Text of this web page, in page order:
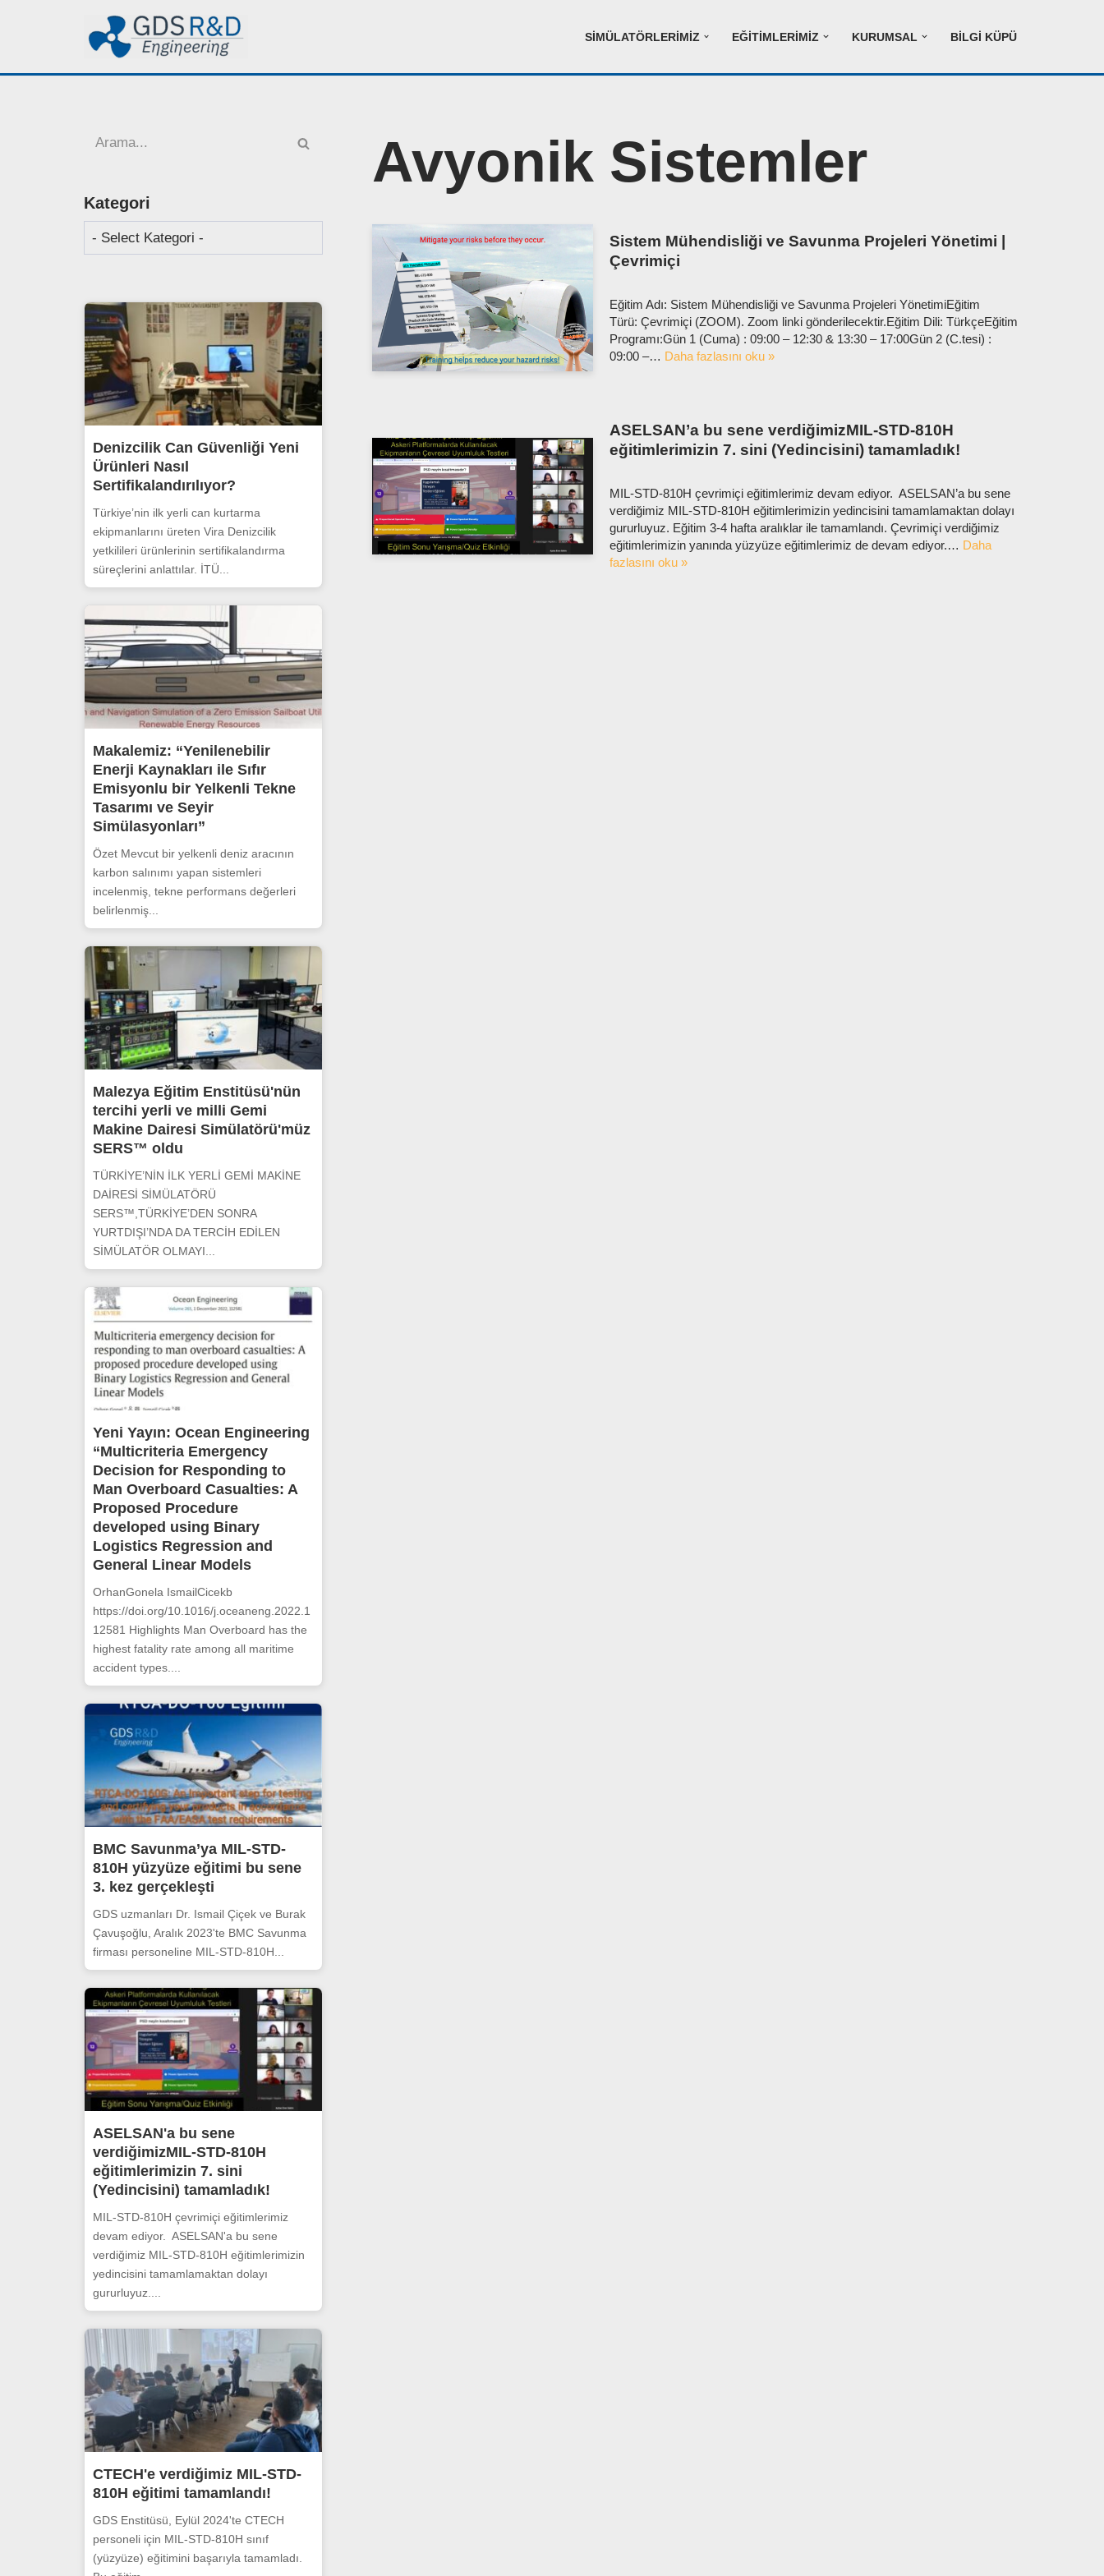
SIMÜLATÖRLERIMIZ EĞITIMLERIMIZ KURUMSAL BILGI KÜPÜ
Kategori
Denizcilik Can Güvenliği Yeni
Ürünleri Nasıl
Sertifikalandırılıyor?
Türkiye’nin ilk yerli can kurtarma
ekipmanlarını üreten Vira Denizcilik
yetkilileri ürünlerinin sertifikalandırma
süreçlerini anlattılar. İTÜ...
Makalemiz: “Yenilenebilir
Enerji Kaynakları ile Sıfır
Emisyonlu bir Yelkenli Tekne
Tasarımı ve Seyir
Simülasyonları”
Özet Mevcut bir yelkenli deniz aracının
karbon salınımı yapan sistemleri
incelenmiş, tekne performans değerleri
belirlenmiş...
Malezya Eğitim Enstitüsü'nün
tercihi yerli ve milli Gemi
Makine Dairesi Simülatörü'müz
SERS™ oldu
TÜRKİYE’NİN İLK YERLİ GEMİ MAKİNE
DAİRESİ SİMÜLATÖRÜ
SERS™,TÜRKİYE’DEN SONRA
YURTDIŞI’NDA DA TERCİH EDİLEN
SİMÜLATÖR OLMAYI...
Yeni Yayın: Ocean Engineering
“Multicriteria Emergency
Decision for Responding to
Man Overboard Casualties: A
Proposed Procedure
developed using Binary
Logistics Regression and
General Linear Models
OrhanGonela IsmailCicekb
https://doi.org/10.1016/j.oceaneng.2022.1
12581 Highlights Man Overboard has the
highest fatality rate among all maritime
accident types....
BMC Savunma’ya MIL-STD-
810H yüzyüze eğitimi bu sene
3. kez gerçekleşti
GDS uzmanları Dr. Ismail Çiçek ve Burak
Çavuşoğlu, Aralık 2023'te BMC Savunma
firması personeline MIL-STD-810H...
ASELSAN'a bu sene
verdiğimizMIL-STD-810H
eğitimlerimizin 7. sini
(Yedincisini) tamamladık!
MIL-STD-810H çevrimiçi eğitimlerimiz
devam ediyor. ASELSAN'a bu sene
verdiğimiz MIL-STD-810H eğitimlerimizin
yedincisini tamamlamaktan dolayı
gururluyuz....
CTECH'e verdiğimiz MIL-STD-
810H eğitimi tamamlandı!
GDS Enstitüsü, Eylül 2024'te CTECH
personeli için MIL-STD-810H sınıf
(yüzyüze) eğitimini başarıyla tamamladı.
Avyonik Sistemler
Sistem Mühendisliği ve Savunma Projeleri Yönetimi |
Çevrimiçi
Eğitim Adı: Sistem Mühendisliği ve Savunma Projeleri YönetimiEğitim
Türü: Çevrimiçi (ZOOM). Zoom linki gönderilecektir.Eğitim Dili: TürkçeEğitim
Programı:Gün 1 (Cuma) : 09:00 – 12:30 & 13:30 – 17:00Gün 2 (C.tesi) :
09:00 –… Daha fazlasını oku »
ASELSAN’a bu sene verdiğimizMIL-STD-810H
eğitimlerimizin 7. sini (Yedincisini) tamamladık!
MIL-STD-810H çevrimiçi eğitimlerimiz devam ediyor. ASELSAN’a bu sene
verdiğimiz MIL-STD-810H eğitimlerimizin yedincisini tamamlamaktan dolayı
gururluyuz. Eğitim 3-4 hafta aralıklar ile tamamlandı. Çevrimiçi verdiğimiz
eğitimlerimizin yanında yüzyüze eğitimlerimiz de devam ediyor.… Daha
fazlasını oku »